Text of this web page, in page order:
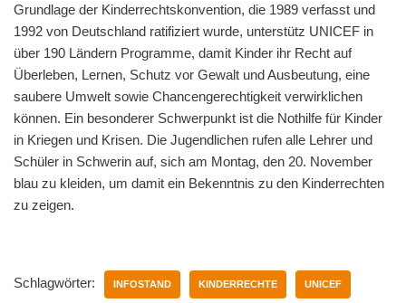
Grundlage der Kinderrechtskonvention, die 1989 verfasst und
1992 von Deutschland ratifiziert wurde, unterstütz UNICEF in
über 190 Ländern Programme, damit Kinder ihr Recht auf
Überleben, Lernen, Schutz vor Gewalt und Ausbeutung, eine
saubere Umwelt sowie Chancengerechtigkeit verwirklichen
können. Ein besonderer Schwerpunkt ist die Nothilfe für Kinder
in Kriegen und Krisen. Die Jugendlichen rufen alle Lehrer und
Schüler in Schwerin auf, sich am Montag, den 20. November
blau zu kleiden, um damit ein Bekenntnis zu den Kinderrechten
zu zeigen.
Schlagwörter: INFOSTAND KINDERRECHTE UNICEF